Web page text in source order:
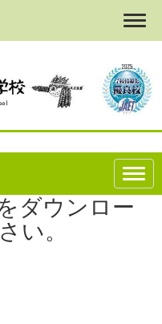
ダウンロー
い。